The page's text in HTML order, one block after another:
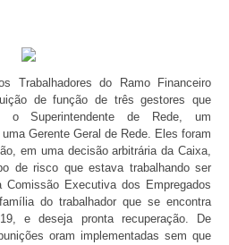
Trabalhadores do Ramo Financeiro
de função de três gestores que
Superintendente de Rede, um
Gerente Geral de Rede. Eles foram
em uma decisão arbitrária da Caixa,
de risco que estava trabalhando ser
Executiva dos Empregados
do trabalhador que se encontra
e deseja pronta recuperação. De
oram implementadas sem que